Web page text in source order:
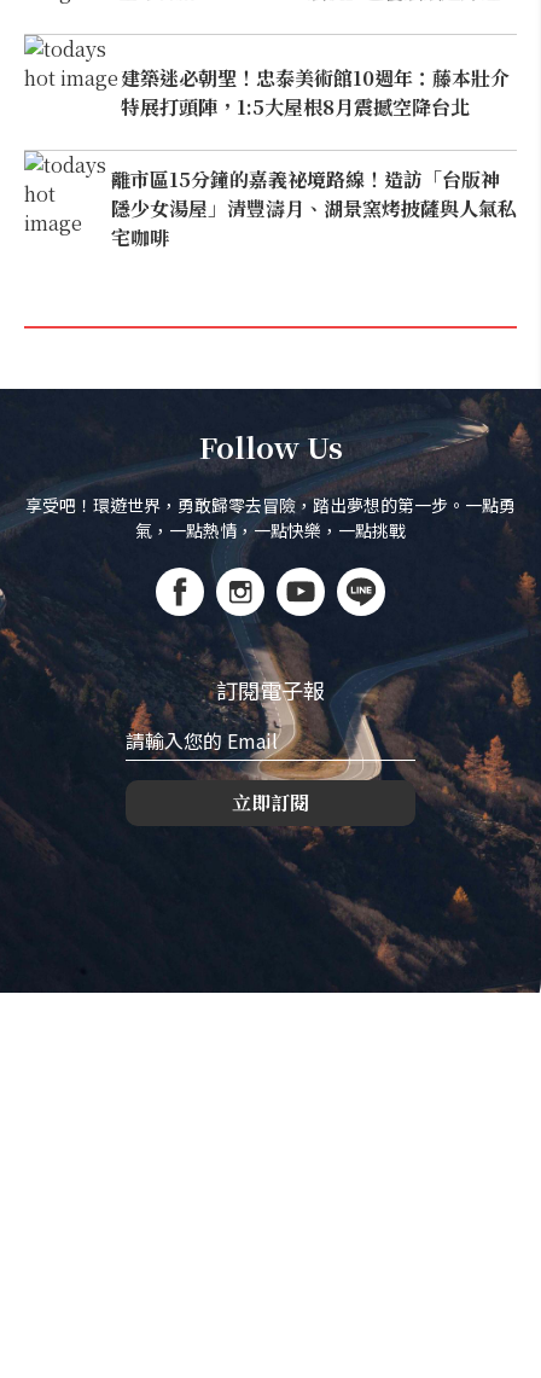
建築迷必朝聖！忠泰美術館10週年：藤本壯介
特展打頭陣，1:5大屋根8月震撼空降台北
離市區15分鐘的嘉義祕境路線！造訪「台版神
隱少女湯屋」清豐濤月、湖景窯烤披薩與人氣私
宅咖啡
Follow Us
享受吧！環遊世界，勇敢歸零去冒險，踏出夢想的第一步。一點勇
氣，一點熱情，一點快樂，一點挑戰
訂閱電子報
立即訂閱